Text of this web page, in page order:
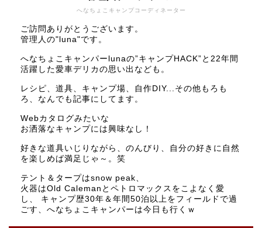
へなちょこキャンプコーディネーター
ご訪問ありがとうございます。
管理人の"luna"です。
へなちょこキャンパーlunaの”キャンプHACK”と22年間
活躍した愛車デリカの思い出なども。
レシピ、道具、キャンプ場、自作DIY...その他もろも
ろ、なんでも記事にしてます。
Webカタログみたいな
お洒落なキャンプには興味なし！
好きな道具いじりながら、のんびり、自分の好きに自然
を楽しめば満足じゃ～。笑
テント＆タープはsnow peak、
火器はOld Calemanとペトロマックスをこよなく愛
し、 キャンプ歴30年＆年間50泊以上をフィールドで過
ごす、へなちょこキャンパーは今日も行くｗ